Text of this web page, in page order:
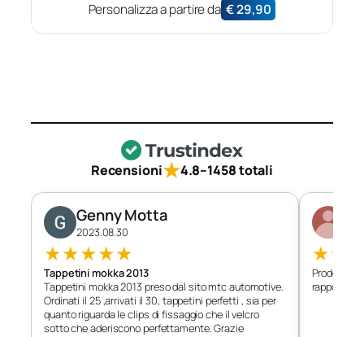
Personalizza a partire da €29,90
Recensioni★4.8–1458 totali
Genny Motta
2023.08.30
★★★★★
Tappetini mokka 2013
Tappetini mokka 2013 preso dal sito mtc automotive.
Ordinati il 25 ,arrivati il 30, tappetini perfetti , sia per
quanto riguarda le clips di fissaggio che il velcro
sotto che aderiscono perfettamente. Grazie
★★
Prodotto
rapporto